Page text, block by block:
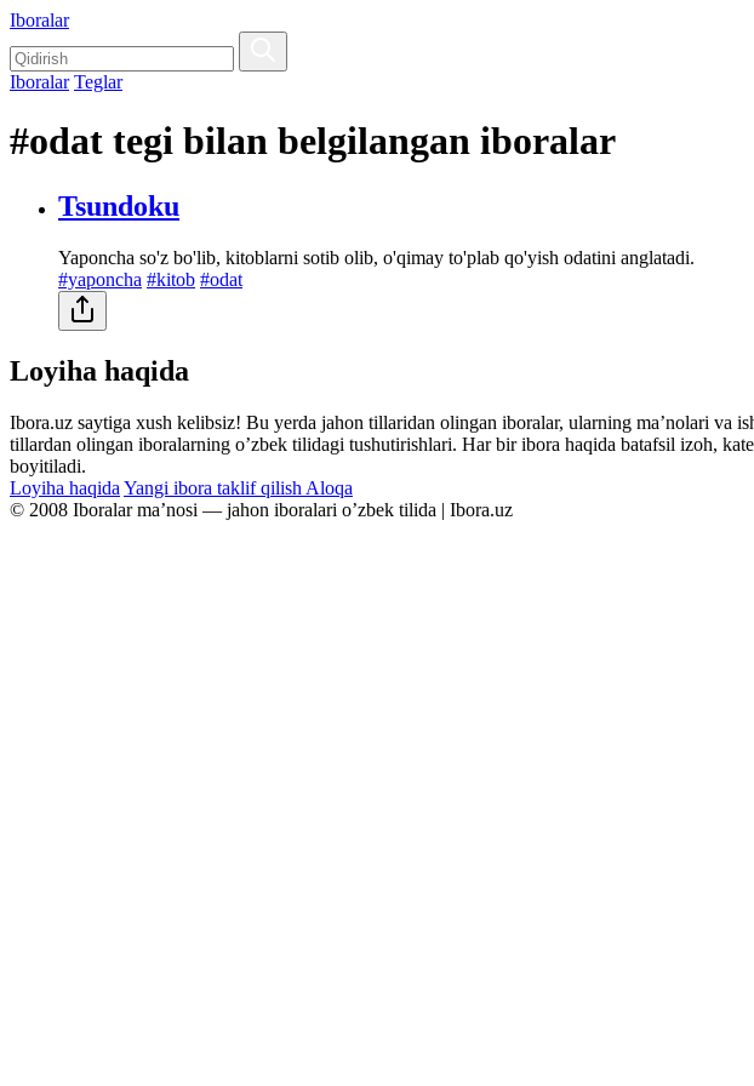
Iboralar
Iboralar Teglar
#odat tegi bilan belgilangan iboralar
Tsundoku
Yaponcha so'z bo'lib, kitoblarni sotib olib, o'qimay to'plab qo'yish odatini anglatadi.
#yaponcha #kitob #odat
Loyiha haqida
Ibora.uz saytiga xush kelibsiz! Bu yerda jahon tillaridan olingan iboralar, ularning maʼnolari va
tillardan olingan iboralarning oʼzbek tilidagi tushutirishlari. Har bir ibora haqida batafsil izoh,
boyitiladi.
Loyiha haqida Yangi ibora taklif qilish Aloqa
© 2008 Iboralar maʼnosi — jahon iboralari oʼzbek tilida | Ibora.uz